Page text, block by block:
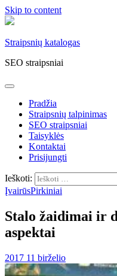
Skip to content
Straipsnių katalogas
SEO straipsniai
Pradžia
Straipsnių talpinimas
SEO straipsniai
Taisyklės
Kontaktai
Prisijungti
Ieškoti:
ĮvairūsPirkiniai
Stalo žaidimai ir
aspektai
2017 11 birželio